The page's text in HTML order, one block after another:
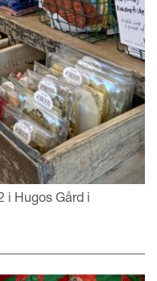
i Hugos Gård i